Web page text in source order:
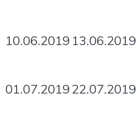
10.06.2019 13.06.2019
01.07.201922.07.2019